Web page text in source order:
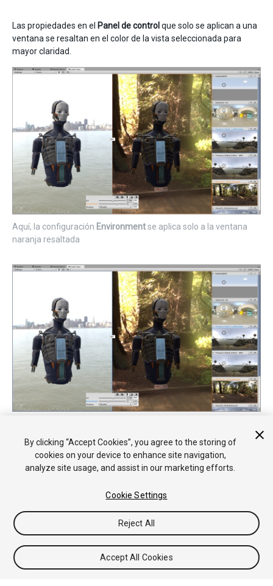
Las propiedades en el Panel de control que solo se aplican a una
ventana se resaltan en el color de la vista seleccionada para
mayor claridad.
Aquí, la configuración Environmentse aplica solo a la ventana
naranja resaltada
resaltada en azul
Tutoriales
Respuestas de la Comunidad
Base de
Conocimientos
Foros Asset Store (Tienda de Assets/Paquetes)
By clicking “Accept Cookies”, you agree to the storing of
cookies on your device to enhance site navigation,
analyze site usage, and assist in our marketing efforts.
Cookie Settings
Reject All
Accept All Cookies